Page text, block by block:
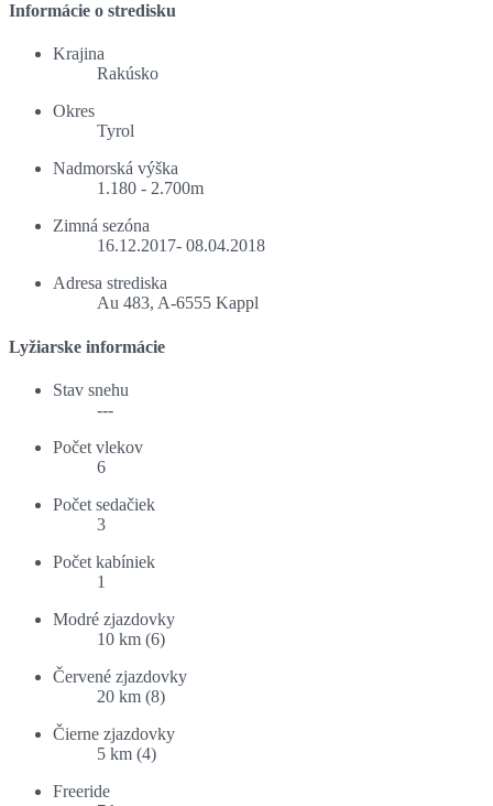
Informácie o stredisku
Krajina
Rakúsko
Okres
Tyrol
Nadmorská výška
1.180 - 2.700m
Zimná sezóna
16.12.2017- 08.04.2018
Adresa strediska
Au 483, A-6555 Kappl
Lyžiarske informácie
Stav snehu
---
Počet vlekov
6
Počet sedačiek
3
Počet kabíniek
1
Modré zjazdovky
10 km (6)
Červené zjazdovky
20 km (8)
Čierne zjazdovky
5 km (4)
Freeride